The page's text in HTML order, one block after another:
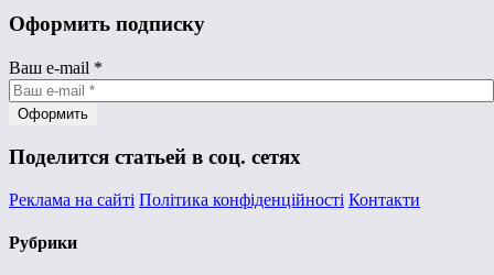
Оформить подписку
Ваш e-mail *
Поделится статьей в соц. сетях
Реклама на сайті Політика конфіденційності Контакти
Рубрики